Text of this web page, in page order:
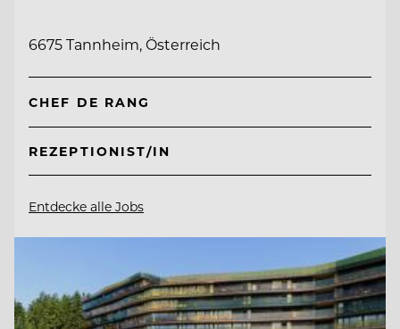
6675 Tannheim, Österreich
CHEF DE RANG
REZEPTIONIST/IN
Entdecke alle Jobs